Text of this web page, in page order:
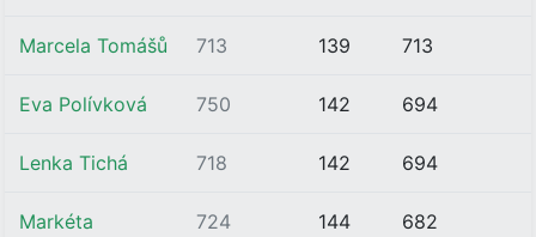
Marcela Tomášů 713 139 713
Eva Polívková 750 142 694
Lenka Tichá 718 142 694
Markéta
724 144 682